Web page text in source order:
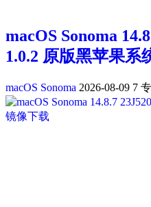
macOS Sonoma
1.0.2 原版黑苹果系
macOS Sonoma 2026-08-09 7